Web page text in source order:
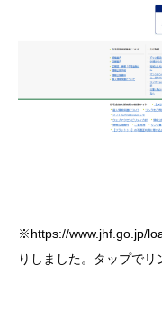
※https://www.jhf.go.jp/
りしました。タップでリ